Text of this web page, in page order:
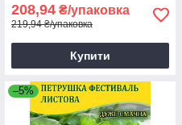
208,94 ₴/упаковка
219,94 ₴/упаковка
Купити
–5%